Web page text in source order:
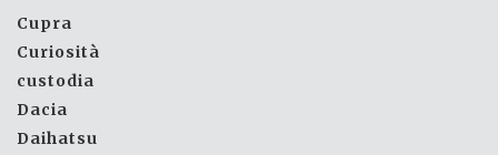
Cupra
Curiosità
custodia
Dacia
Daihatsu